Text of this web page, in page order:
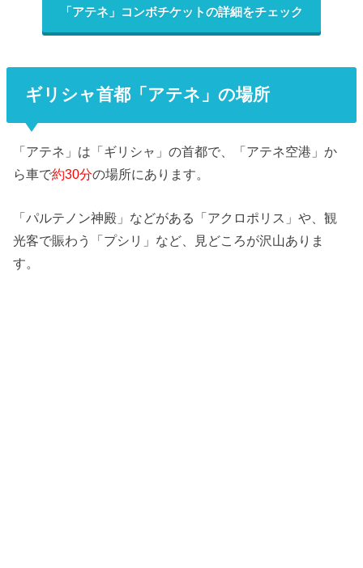
「アテネ」コンボチケットの詳細をチェック
ギリシャ首都「アテネ」の場所
「アテネ」は「ギリシャ」の首都で、「アテネ空港」か
ら車で約30分の場所にあります。
「パルテノン神殿」などがある「アクロポリス」や、観
光客で賑わう「プシリ」など、見どころが沢山ありま
す。